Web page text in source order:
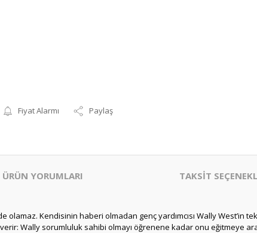
Fiyat Alarmı Paylaş
ÜRÜN YORUMLARI TAKSİT
Kendisinin haberi olmadan genç yardımcısı Wally West’in
Wally sorumluluk sahibi olmayı öğrenene kadar onu eğitmeye